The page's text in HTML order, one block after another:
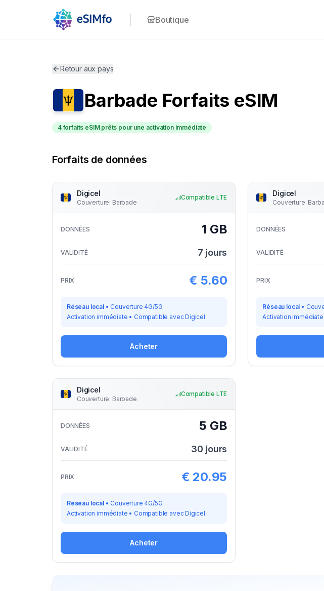
Boutique
Retour aux pays
Barbade Forfaits eSIM
4 forfaits eSIM prêts pour une activation immédiate
Forfaits de données
Digicel
Couverture: Barbade
Compatible LTE
DONNÉES 1 GB
VALIDITÉ 7 jours
PRIX € 5.60
Réseau local• Couverture 4G/5G
Activation immédiate • Compatible avecDigicel
Acheter
Digicel
Couverture:
DONNÉES
VALIDITÉ
PRIX
Réseau local •
Activation immédiate
Digicel
Couverture: Barbade
Compatible LTE
DONNÉES 5 GB
VALIDITÉ 30 jours
PRIX € 20.95
Réseau local• Couverture 4G/5G
Activation immédiate • Compatible avecDigicel
Acheter